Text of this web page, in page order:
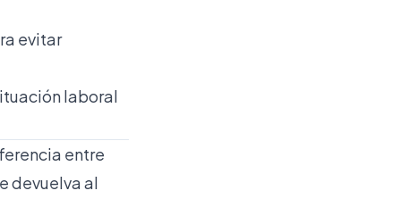
evitar
laboral
entre
devuelva al